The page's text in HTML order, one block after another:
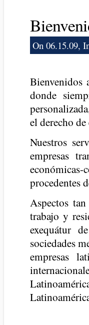
On 06.15.09,
Bienvenidos
donde
el derecho
Nuestros
empresas
procedentes
Aspectos
trabajo y
exequátur
sociedades
empresas